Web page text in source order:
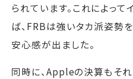
られています。これによっ
ば、FRBは強いタカ派姿勢
安心感が出ました。
同時に、Appleの決算もそれ